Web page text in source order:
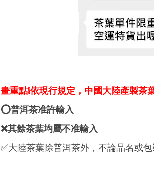
畫重點❕依現行規定，中國大陸產製茶
⭕普洱茶准許輸入
❌其餘茶葉均屬不准輸入
✅大陸茶葉除普洱茶外，不論品名或